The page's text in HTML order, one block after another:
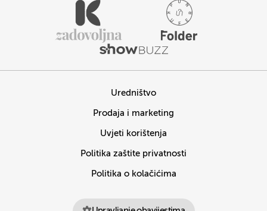
Uredništvo
Prodaja i marketing
Uvjeti korištenja
Politika zaštite privatnosti
Politika o kolačićima